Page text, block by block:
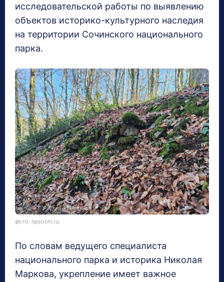
исследовательской работы по выявлению
объектов историко-культурного наследия
на территории Сочинского национального
парка.
фото: npsochi.ru
По словам ведущего специалиста
национального парка и историка Николая
Маркова, укрепление имеет важное